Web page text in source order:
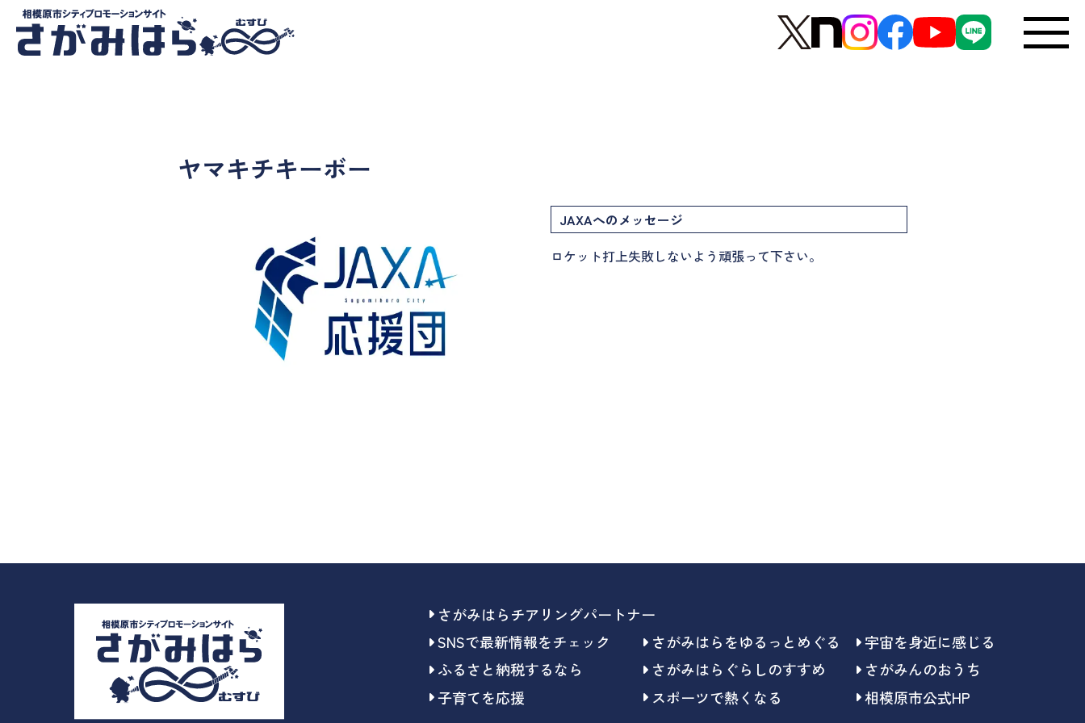
ヤマキチキーボー
JAXAへのメッセージ
ロケット打上失敗しないよう頑張って下さい。
さがみはらチアリングパートナー
SNSで最新情報をチェック
さがみはらをゆるっとめぐる
宇宙を身近に感じる
ふるさと納税するなら
さがみはらぐらしのすすめ
さがみんのおうち
子育てを応援
スポーツで熱くなる 相模原市公式HP